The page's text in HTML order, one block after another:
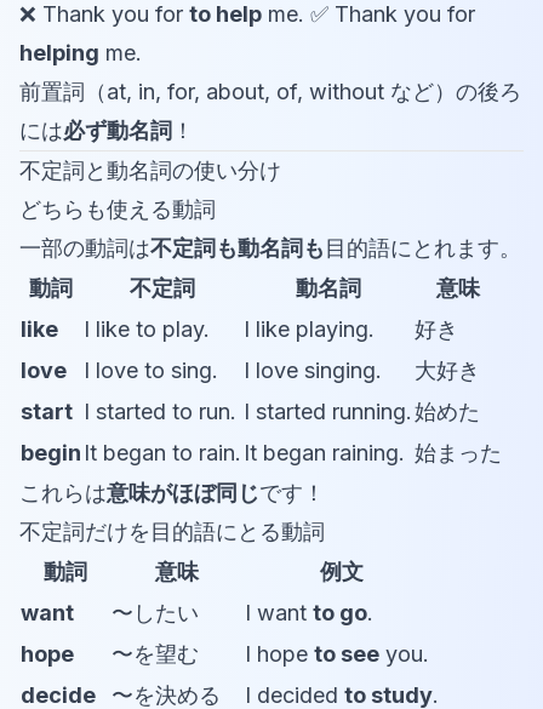
❌ Thank you for to help me. ✅ Thank you for
helping me.
前置詞（at, in, for, about, of, without など）の後ろ
には必ず動名詞 ！
不定詞と動名詞の使い分け
どちらも使える動詞
一部の動詞は不定詞も動名詞も目的語にとれます。
動詞
不定詞 動名詞
意味
like
I like to play. I like playing.
好き
love
I love to sing. I love singing.
大好き
start I started to run. I started running.始めた
begin It began to rain. It began raining. 始まった
これらは意味がほぼ同じです！
不定詞だけを目的語にとる動詞
動詞
意味
例文
want
〜したい I want to go.
hope
〜を望む I hope to see you.
decide
〜を決める I decided to study.